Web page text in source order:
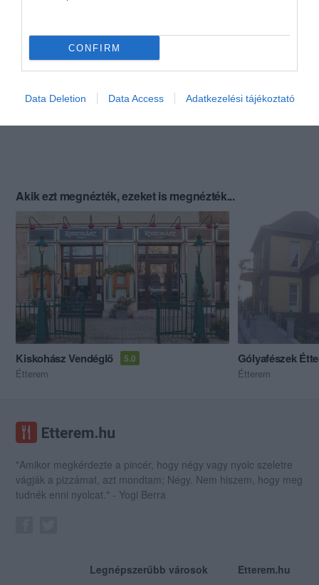
CONFIRM
Data Deletion Data Access Adatkezelési tájékoztató
Akik ezt megnézték, ezeket is megnézték...
Kiskohász Vendéglő 5.0
Étterem
Gólyafészek
Étterem
"Amikor megkérdezte a pincér, hogy négy vagy nyolc szeletre
vágják a pizzámat, azt mondtam; Négy. Nem hiszem, hogy meg
tudnék enni nyolcat." - Yogi Berra
Legnépszerűbb városok Etterem.hu